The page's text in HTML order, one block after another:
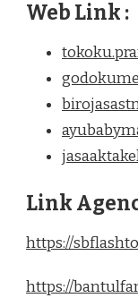
Web Link :
Link
https://
https://